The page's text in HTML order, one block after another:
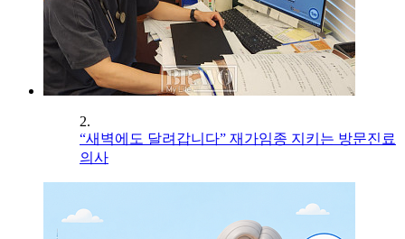
2.
“새벽에도 달려갑니다” 재가임종 지키는 방문진료
의사